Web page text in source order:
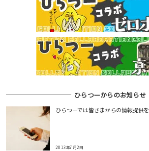
ひらつーからのお知らせ
ひらつーでは皆さまからの情報提供
2013年7月2日